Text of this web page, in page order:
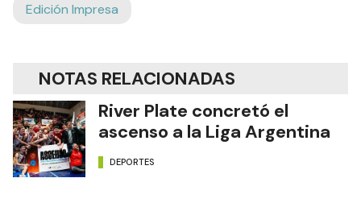
Edición Impresa
NOTAS RELACIONADAS
River Plate concretó el
ascenso a la Liga Argentina
DEPORTES